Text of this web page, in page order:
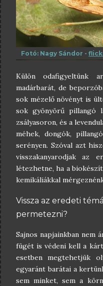
Fotó: Nagy Sándor -
Külön
madárbarát, de
sok mézelő növényt is
sok gyönyörű pillangó
zsályasoron, és a
méhek, dongók,
serényen. Szóval azt
visszakanyarodjak az
létezhetne, ha a
kemikáliákkal
Vissza az eredeti
permetezni?
Sajnos napjainkban nem
fügét is védeni kell a
esetben megtehetjük
egyaránt barátai a
sem minket, sem a